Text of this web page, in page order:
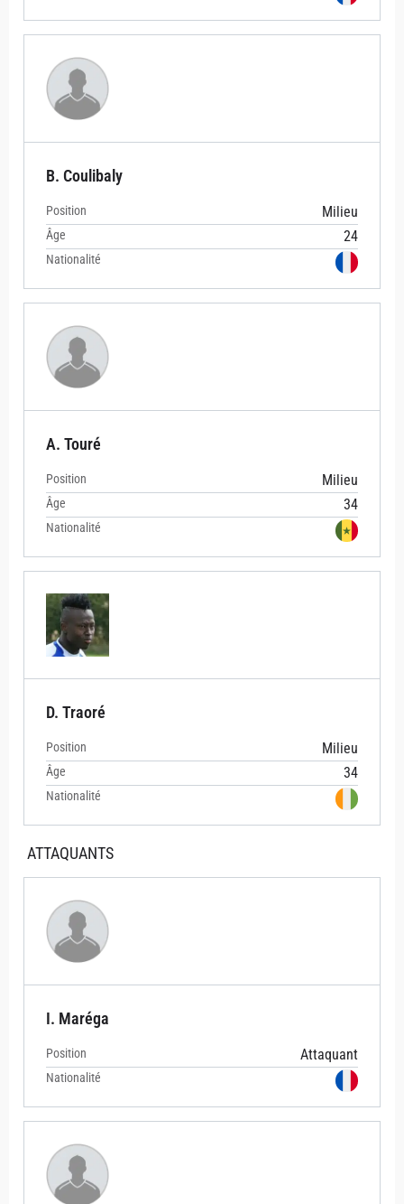
B. Coulibaly
Position Milieu
Âge 24
Nationalité
A. Touré
Position Milieu
Âge 34
Nationalité
D. Traoré
Position Milieu
Âge 34
Nationalité
ATTAQUANTS
I. Maréga
Position Attaquant
Nationalité